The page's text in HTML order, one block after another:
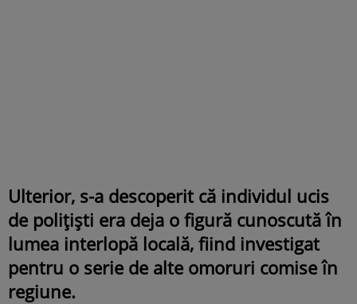
Ulterior, s-a descoperit că individul ucis
de polițiști era deja o figură cunoscută în
lumea interlopă locală, fiind investigat
pentru o serie de alte omoruri comise în
regiune.